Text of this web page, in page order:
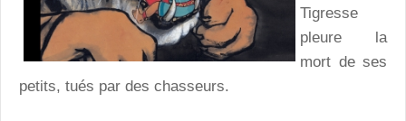
Tigresse
pleure la
mort de ses
petits, tués par des chasseurs.